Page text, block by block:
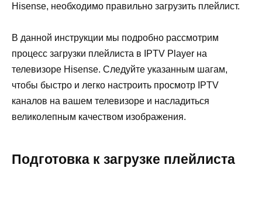
Hisense, необходимо правильно загрузить плейлист.
В данной инструкции мы подробно рассмотрим
процесс загрузки плейлиста в IPTV Player на
телевизоре Hisense. Следуйте указанным шагам,
чтобы быстро и легко настроить просмотр IPTV
каналов на вашем телевизоре и насладиться
великолепным качеством изображения.
Подготовка к загрузке плейлиста